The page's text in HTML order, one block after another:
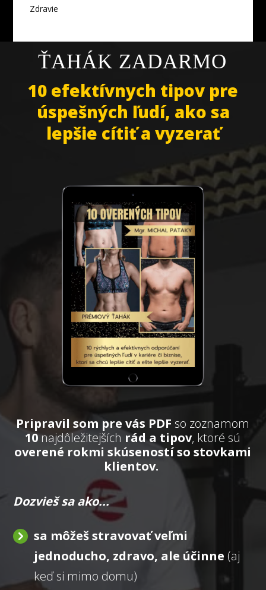
Zdravie
ŤAHÁK ZADARMO
10 efektívnych tipov pre
úspešných ľudí, ako sa
lepšie cítiť a vyzerať
Pripravil som pre vás PDF so zoznamom
10najdôležitejších rád a tipov, ktoré sú
overené rokmi skúseností so stovkami
klientov.
Dozvieš sa ako...
sa môžeš stravovať veľmi
jednoducho, zdravo, ale účinne (aj
keď si mimo domu)